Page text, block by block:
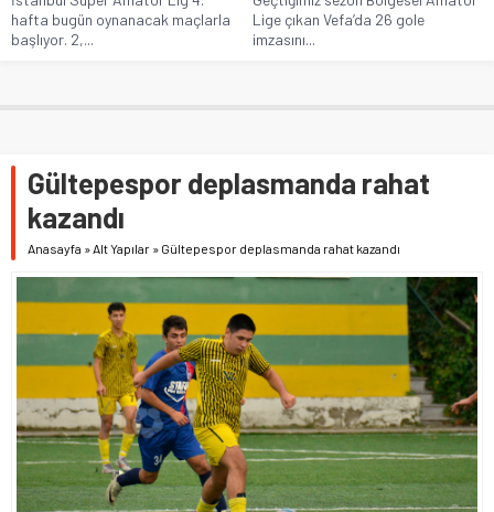
hafta bugün oynanacak maçlarla
başlıyor. 2,...
Lige çıkan Vefa’da 26 gole
imzasını...
Gültepespor deplasmanda rahat
kazandı
Anasayfa »Alt Yapılar » Gültepespor deplasmanda rahat kazandı